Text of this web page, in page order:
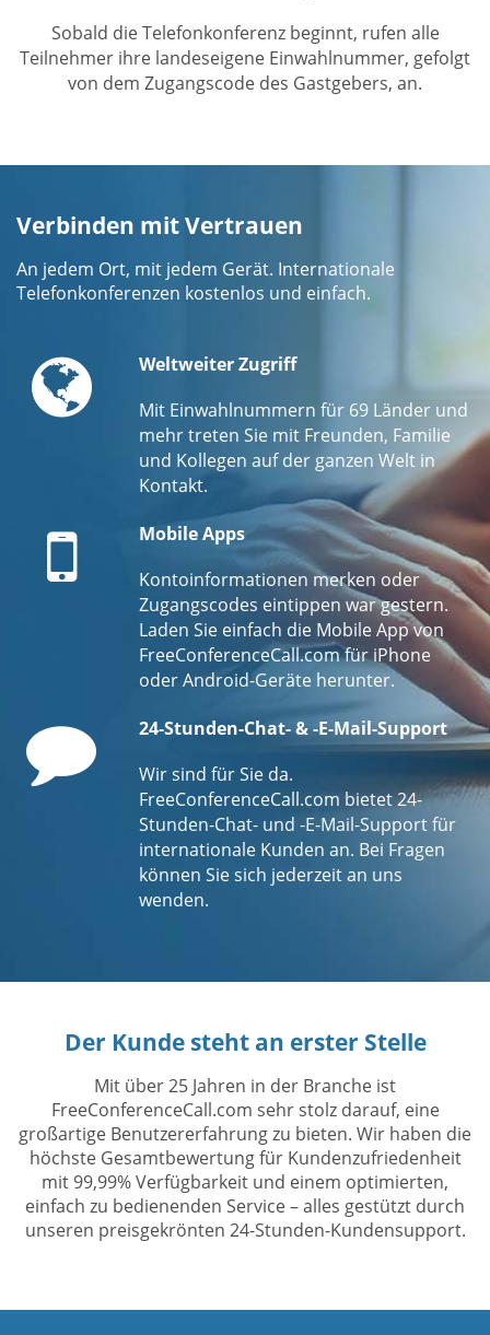
Sobald die Telefonkonferenz beginnt, rufen alle
Teilnehmer ihre landeseigene Einwahlnummer, gefolgt
von dem Zugangscode des Gastgebers, an.
Verbinden mit Vertrauen
An jedem Ort, mit jedem Gerät. Internationale
Telefonkonferenzen kostenlos und einfach.
GlobeWeltweiter Zugriff
Mit Einwahlnummern für 69 Länder und
mehr treten Sie mit Freunden, Familie
und Kollegen auf der ganzen Welt in
Kontakt.
Mobile
Mobile Apps
Kontoinformationen merken oder
Zugangscodes eintippen war gestern.
Laden Sie einfach die Mobile App von
FreeConferenceCall.com für iPhone
oder Android-Geräte herunter.
Comment
24-Stunden-Chat- & -E-Mail-Support
Wir sind für Sie da.
FreeConferenceCall.com bietet 24-
Stunden-Chat- und -E-Mail-Support für
internationale Kunden an. Bei Fragen
können Sie sich jederzeit an uns
wenden.
Der Kunde steht an erster Stelle
Mit über 25 Jahren in der Branche ist
FreeConferenceCall.com sehr stolz darauf, eine
großartige Benutzererfahrung zu bieten. Wir haben die
höchste Gesamtbewertung für Kundenzufriedenheit
mit 99,99% Verfügbarkeit und einem optimierten,
einfach zu bedienenden Service – alles gestützt durch
unseren preisgekrönten 24-Stunden-Kundensupport.